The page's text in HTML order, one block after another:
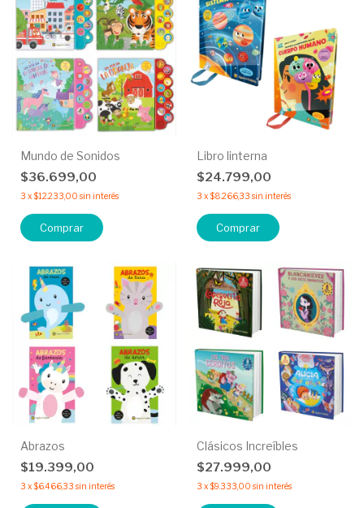
Mundo de Sonidos
$36.699,00
3 x$12.233,00 sin interés
Comprar
Libro linterna
$24.799,00
3 x$8.266,33 sin interés
Comprar
Abrazos
$19.399,00
3 x$6.466,33 sin interés
Clásicos Increíbles
$27.999,00
3 x$9.333,00 sin interés